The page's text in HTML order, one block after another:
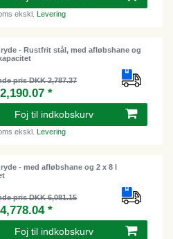
ekskl.Levering
- Rustfrit stål, med afløbshane og
pris DKK 2,787.37
*
Foj til indkobskurv
ekskl.Levering
- med afløbshane og 2 x 8 l
pris DKK 6,081.15
*
Foj til indkobskurv